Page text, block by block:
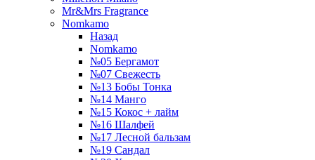
Mr&Mrs Fragrance
Nomkamo
Назад
Nomkamo
№05 Бергамот
№07 Свежесть
№13 Бобы Тонка
№14 Манго
№15 Кокос + лайм
№16 Шалфей
№17 Лесной бальзам
№19 Сандал